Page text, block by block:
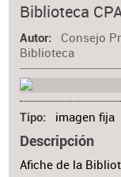
Biblioteca
Autor
Consejo
Biblioteca
Tipo imagen fija
Descripción
Afiche de la